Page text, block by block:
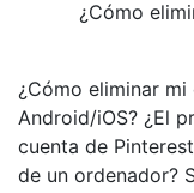
¿Cómo
¿Cómo eliminar
Android/iOS? ¿El
cuenta de
de un ordenador?